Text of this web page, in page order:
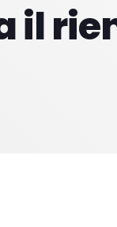
il